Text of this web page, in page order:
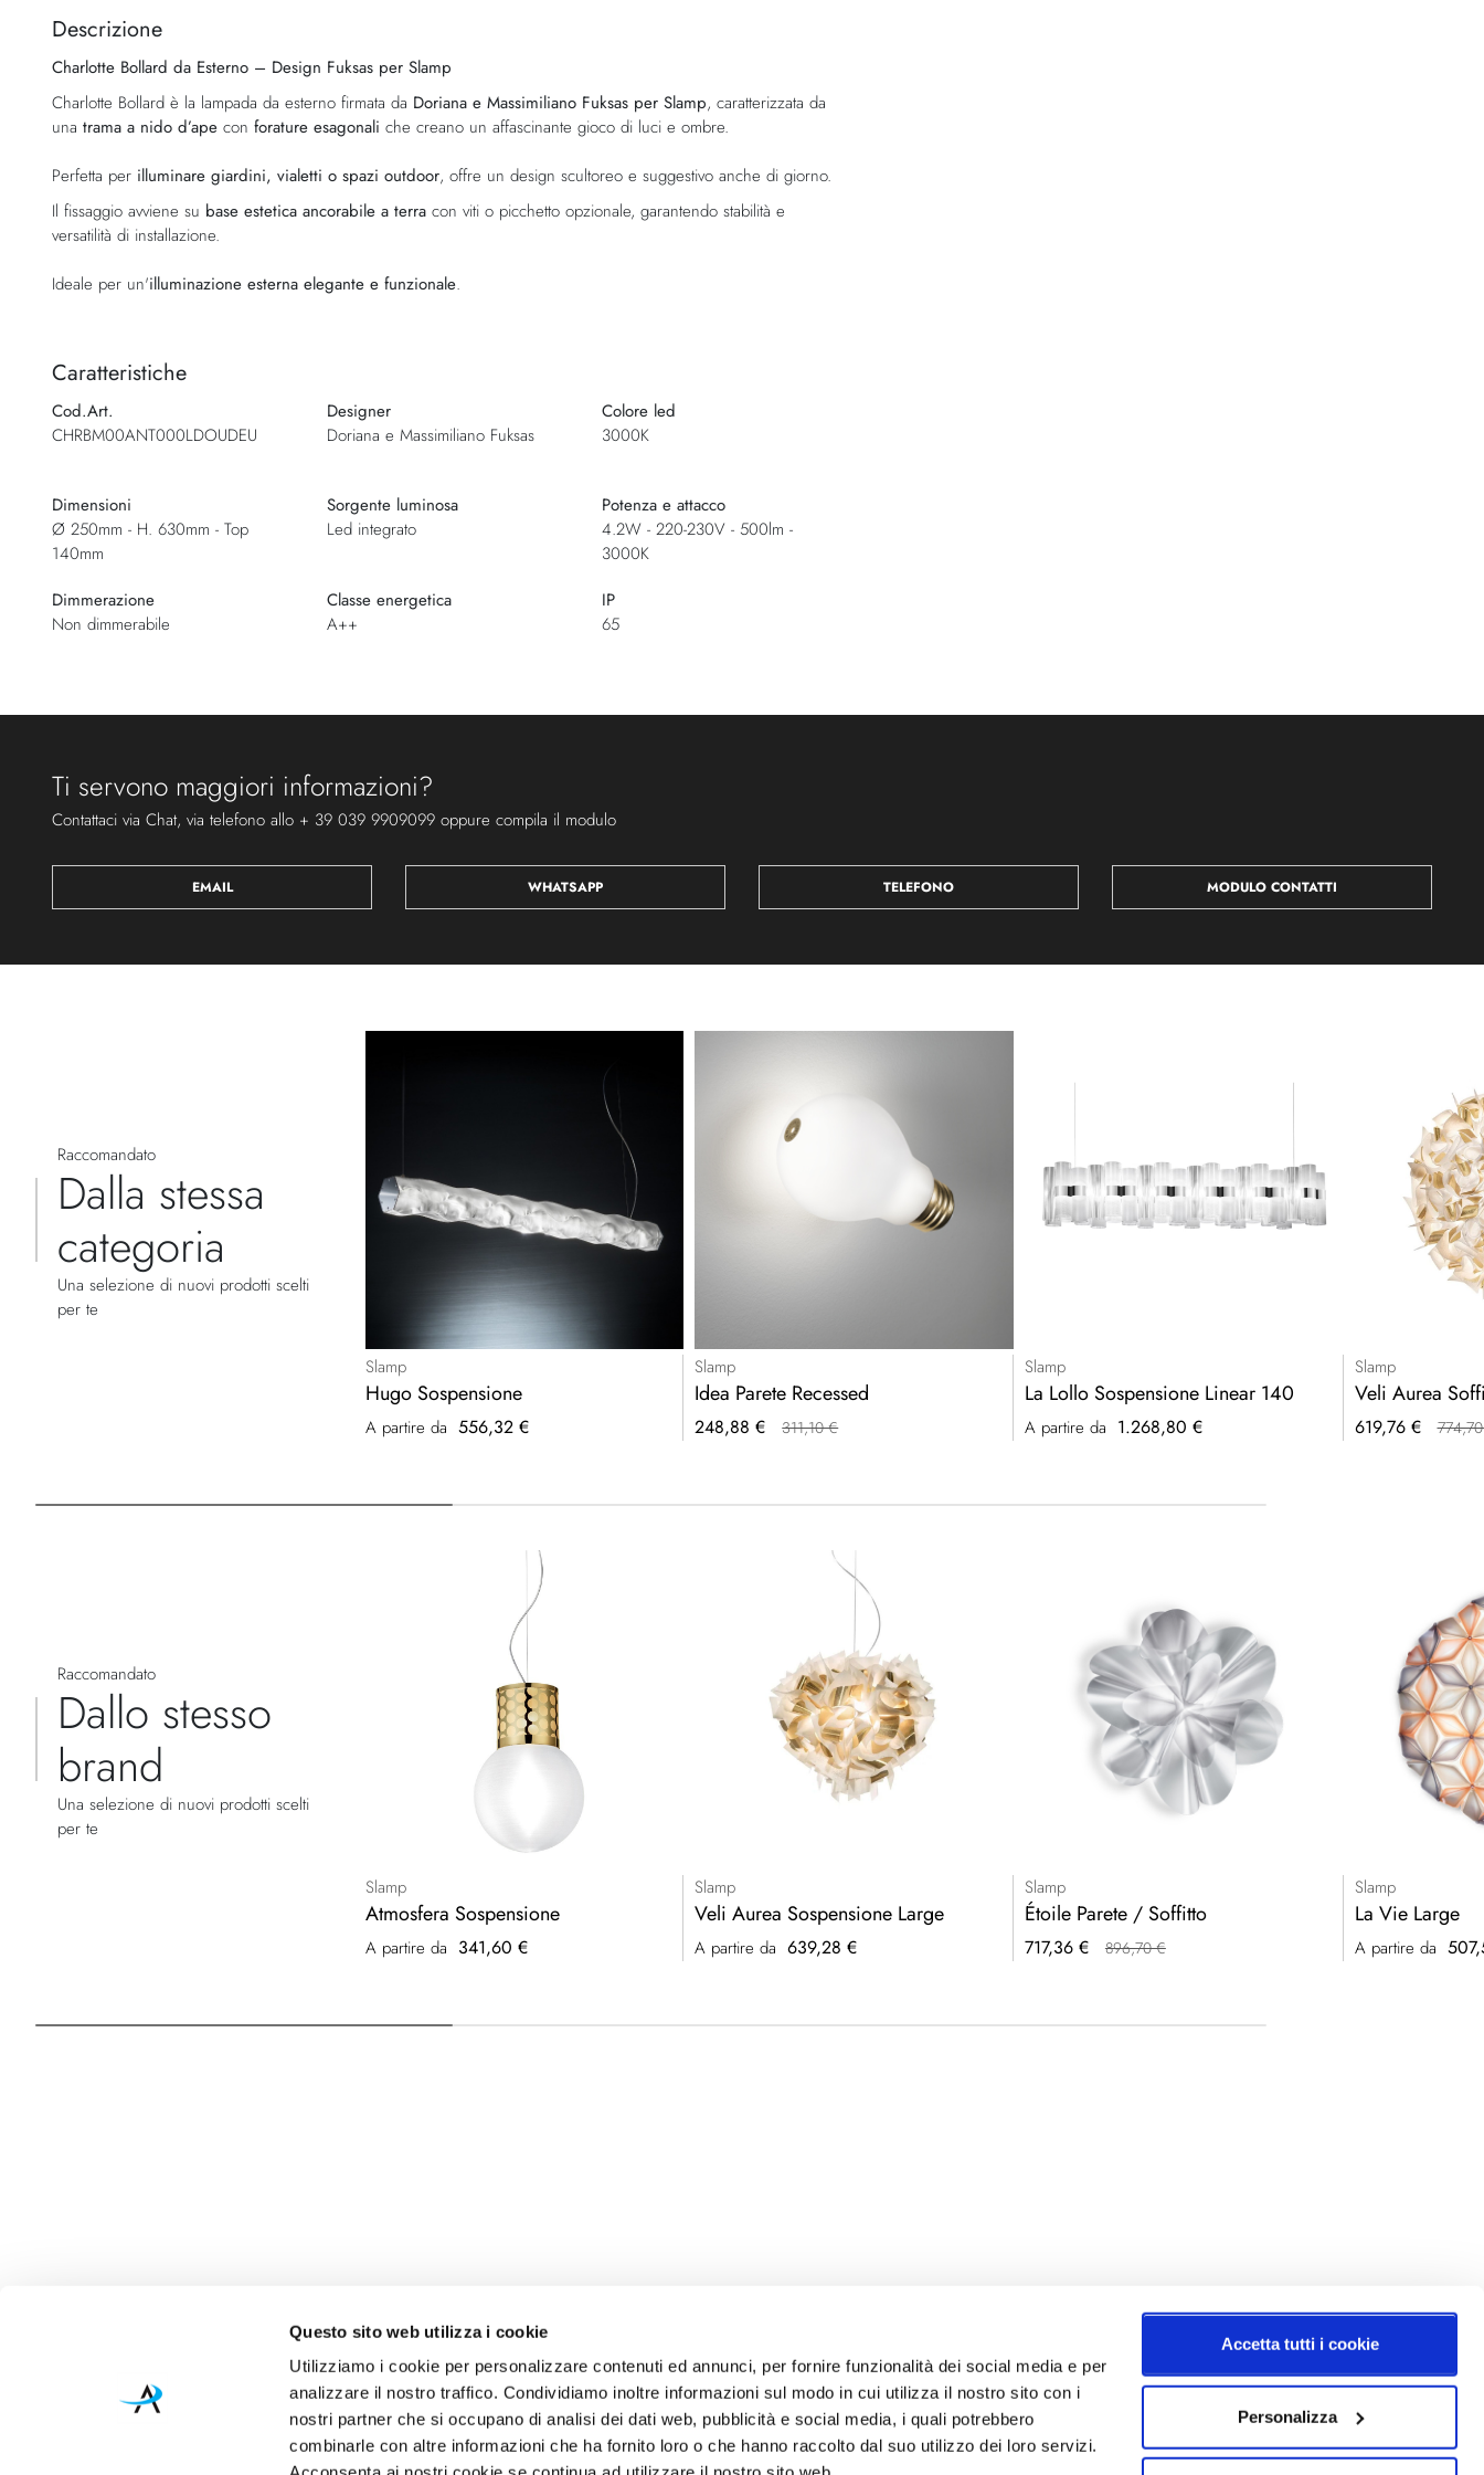
Questo sito web utilizza i cookie
Utilizziamo i cookie per personalizzare contenuti ed annunci, per fornire funzionalità dei social media e per
analizzare il nostro traffico. Condividiamo inoltre informazioni sul modo in cui utilizza il nostro sito con i
nostri partner che si occupano di analisi dei dati web, pubblicità e social media, i quali potrebbero
combinarle con altre informazioni che ha fornito loro o che hanno raccolto dal suo utilizzo dei loro servizi.
Accetta tutti i cookie
Personalizza
della
di
immagini
Descrizione
Charlotte Bollard da Esterno – Design Fuksas per Slamp
Charlotte Bollard è la lampada da esterno firmata da Doriana e Massimiliano Fuksas per Slamp, caratterizzata da
una trama a nido d’ape con forature esagonali che creano un affascinante gioco di luci e ombre.
Perfetta per illuminare giardini, vialetti o spazi outdoor, offre un design scultoreo e suggestivo anche di giorno.
Il fissaggio avviene su base estetica ancorabile a terra con viti o picchetto opzionale, garantendo stabilità e
versatilità di installazione.
Ideale per un'illuminazione esterna elegante e funzionale.
Caratteristiche
Cod.Art.
CHRBM00ANT000LDOUDEU
Designer
Doriana e Massimiliano Fuksas
Colore led
3000K
Dimensioni
Ø 250mm - H. 630mm - Top
140mm
Sorgente luminosa
Led integrato
Potenza e attacco
4.2W - 220-230V - 500lm -
3000K
Dimmerazione
Non dimmerabile
Classe energetica
A++
IP
65
Ti servono maggiori informazioni?
Contattaci via Chat, via telefono allo + 39 039 9909099 oppure compila il modulo
EMAIL WHATSAPP TELEFONO MODULO CONTATTI
Raccomandato
Dalla stessa
categoria
Una selezione di nuovi prodotti scelti
per te
Slamp
Hugo Sospensione
A partire da 556,32 €
Slamp
Idea Parete Recessed
Prezzo
248,88 € 311,10 €
Slamp
La Lollo Sospensione Linear 140
A partire da 1.268,80 €
Slamp
Veli Aurea
Prezzo
619,76 €
Raccomandato
Dallo stesso
brand
Una selezione di nuovi prodotti scelti
per te
Slamp
Atmosfera Sospensione
A partire da 341,60 €
Slamp
Veli Aurea Sospensione Large
A partire da 639,28 €
Slamp
Étoile Parete / Soffitto
Prezzo
717,36 € 896,70 €
Slamp
La Vie Large
A partire da